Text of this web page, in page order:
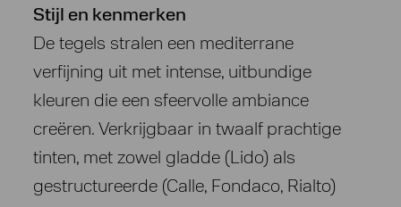
Stijl en kenmerken
De tegels stralen een mediterrane
verfijning uit met intense, uitbundige
kleuren die een sfeervolle ambiance
creëren. Verkrijgbaar in twaalf prachtige
tinten, met zowel gladde (Lido) als
gestructureerde (Calle, Fondaco, Rialto)